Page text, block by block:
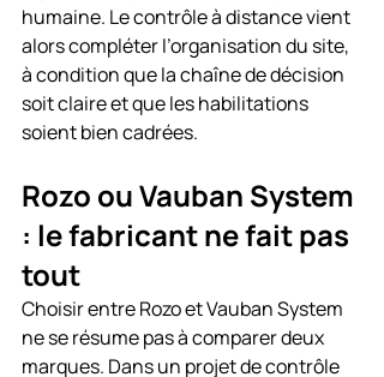
humaine. Le contrôle à distance vient
alors compléter l’organisation du site,
à condition que la chaîne de décision
soit claire et que les habilitations
soient bien cadrées.
Rozo ou Vauban System
: le fabricant ne fait pas
tout
Choisir entre Rozo et Vauban System
ne se résume pas à comparer deux
marques. Dans un projet de contrôle